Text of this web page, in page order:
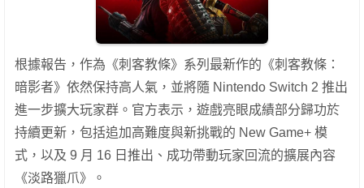
根據報告，作為《刺客教條》系列最新作的《刺客教條：
暗影者》依然保持高人氣，並將隨 Nintendo Switch 2 推出
進一步擴大玩家群。官方表示，遊戲亮眼成績部分歸功於
持續更新，包括追加高難度與新挑戰的 New Game+ 模
式，以及 9 月 16 日推出、成功帶動玩家回流的擴展內容
《淡路獵爪》。